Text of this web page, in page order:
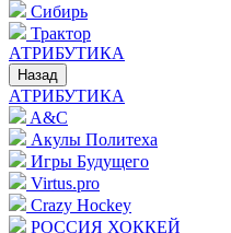
Сибирь
Трактор
АТРИБУТИКА
Назад
АТРИБУТИКА
A&C
Акулы Политеха
Игры Будущего
Virtus.pro
Crazy Hockey
РОССИЯ ХОККЕЙ